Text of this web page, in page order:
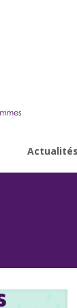
Actualités